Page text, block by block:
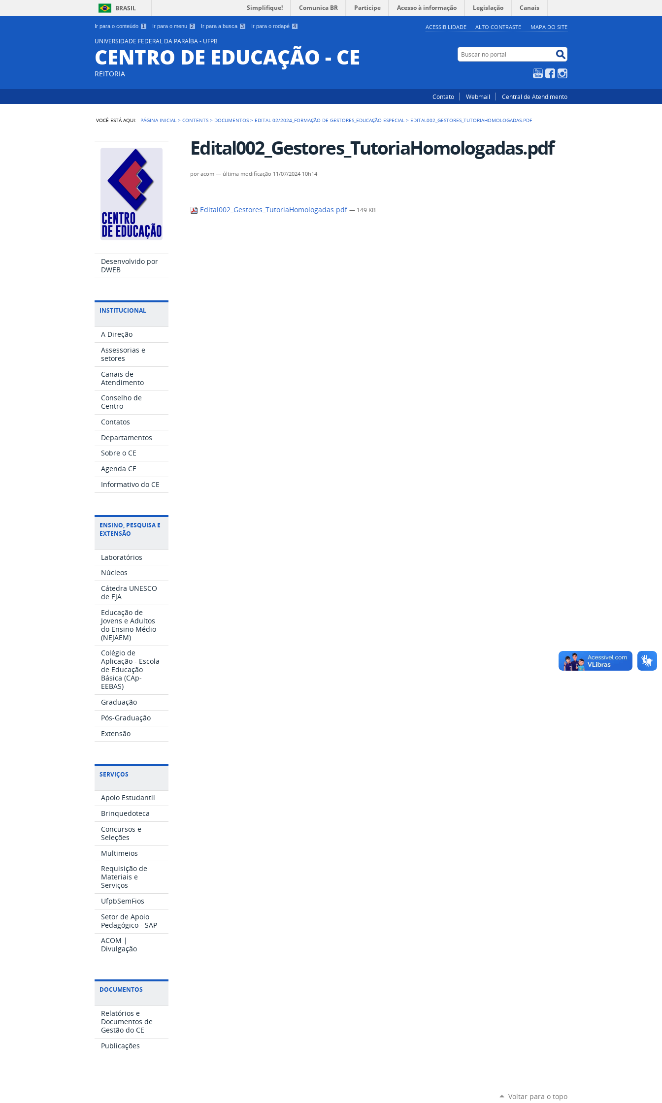
Ir para o conteúdo 1 Ir para o menu 2 Ir para a busca 3 Ir para o rodapé 4 ACESSIBILIDADE ALTO CONTRASTE MAPA DO SITE
BRASIL Simplifique! Comunica BR Participe Acesso à informação Legislação Canais
UNIVERSIDADE FEDERAL DA PARAÍBA - UFPB
CENTRO DE EDUCAÇÃO - CE
REITORIA
Buscar no portal
YouTubeFacebook
Contato Webmail Central de Atendimento
VOCÊ ESTÁ AQUI: PÁGINA INICIAL >CONTENTS > DOCUMENTOS > EDITAL 02/2024_FORMAÇÃO DE GESTORES_EDUCAÇÃO ESPECIAL > EDITAL002_GESTORES_TUTORIAHOMOLOGADAS.PDF
Desenvolvido por
DWEB
INSTITUCIONAL
A Direção
Assessorias e
setores
Canais de
Atendimento
Conselho de
Centro
Contatos
Departamentos
Sobre o CE
Agenda CE
Informativo do CE
ENSINO, PESQUISA E
EXTENSÃO
Laboratórios
Núcleos
Cátedra UNESCO
de EJA
Educação de
Jovens e Adultos
do Ensino Médio
(NEJAEM)
Colégio de
Aplicação - Escola
de Educação
Básica (CAp-
EEBAS)
Graduação
Pós-Graduação
Extensão
SERVIÇOS
Apoio Estudantil
Brinquedoteca
Concursos e
Seleções
Multimeios
Requisição de
Materiais e
Serviços
UfpbSemFios
Setor de Apoio
Pedagógico - SAP
ACOM |
Divulgação
DOCUMENTOS
Relatórios e
Documentos de
Gestão do CE
Publicações
Edital002_Gestores_TutoriaHomologadas.pdf
poracom — última modificação 11/07/2024 10h14
Edital002_Gestores_TutoriaHomologadas.pdf— 149 KB
Voltar para o topo